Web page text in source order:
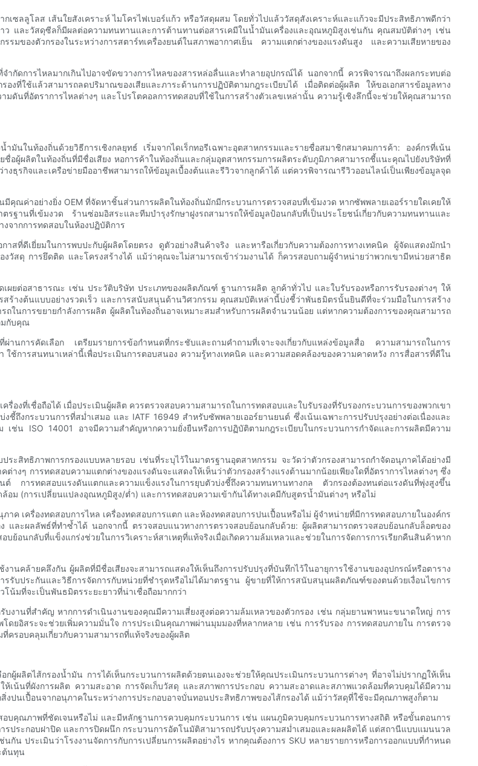
ซลลูโลส เส้นใยสังเคราะห์ ไมโครไฟเบอร์แก้ว หรือวัสดุผสม โดยทั่วไปแล้ววัสดุสังเคราะห์และแก้วจะมีประสิทธิภาพดีกว่า
และวัสดุซีลก็มีผลต่อความทนทานและการต้านทานต่อสารเคมีในน้ำมันเครื่องและอุณหภูมิสูงเช่นกัน คุณสมบัติต่างๆ เช่น
ของตัวกรองในระหว่างการสตาร์ทเครื่องยนต์ในสภาพอากาศเย็น ความแตกต่างของแรงดันสูง และความเสียหายของ
กัดการไหลมากเกินไปอาจขัดขวางการไหลของสารหล่อลื่นและทำลายอุปกรณ์ได้ นอกจากนี้ ควรพิจารณาถึงผลกระทบต่อ
งที่ใช้แล้วสามารถลดปริมาณของเสียและภาระด้านการปฏิบัติตามกฎระเบียบได้ เมื่อติดต่อผู้ผลิต ให้ขอเอกสารข้อมูลทาง
ดันที่อัตราการไหลต่างๆ และโปรโตคอลการทดสอบที่ใช้ในการสร้างตัวเลขเหล่านั้น ความรู้เชิงลึกนี้จะช่วยให้คุณสามารถ
มันในท้องถิ่นด้วยวิธีการเชิงกลยุทธ์ เริ่มจากไดเร็กทอรีเฉพาะอุตสาหกรรมและรายชื่อสมาชิกสมาคมการค้า: องค์กรที่เน้น
อผู้ผลิตในท้องถิ่นที่มีชื่อเสียง หอการค้าในท้องถิ่นและกลุ่มอุตสาหกรรมการผลิตระดับภูมิภาคสามารถชี้แนะคุณไปยังบริษัทที่
รกิจและเครือข่ายมืออาชีพสามารถให้ข้อมูลเบื้องต้นและรีวิวจากลูกค้าได้ แต่ควรพิจารณารีวิวออนไลน์เป็นเพียงข้อมูลจุด
ณค่าอย่างยิ่ง OEM ที่จัดหาชิ้นส่วนการผลิตในท้องถิ่นมักมีกระบวนการตรวจสอบที่เข้มงวด หากซัพพลายเออร์รายใดเคยให้
านที่เข้มงวด ร้านซ่อมอิสระและทีมบำรุงรักษาฝูงรถสามารถให้ข้อมูลป้อนกลับที่เป็นประโยชน์เกี่ยวกับความทนทานและ
จากการทดสอบในห้องปฏิบัติการ
ที่ดีเยี่ยมในการพบปะกับผู้ผลิตโดยตรง ดูตัวอย่างสินค้าจริง และหารือเกี่ยวกับความต้องการทางเทคนิค ผู้จัดแสดงมักนำ
ดุ การยึดติด และโครงสร้างได้ แม้ว่าคุณจะไม่สามารถเข้าร่วมงานได้ ก็ควรสอบถามผู้จำหน่ายว่าพวกเขามีหน่วยสาธิต
ผยต่อสาธารณะ เช่น ประวัติบริษัท ประเภทของผลิตภัณฑ์ ฐานการผลิต ลูกค้าทั่วไป และใบรับรองหรือการรับรองต่างๆ ให้
ร้างต้นแบบอย่างรวดเร็ว และการสนับสนุนด้านวิศวกรรม คุณสมบัติเหล่านี้บ่งชี้ว่าพันธมิตรนั้นยินดีที่จะร่วมมือในการสร้าง
ในการขยายกำลังการผลิต ผู้ผลิตในท้องถิ่นอาจเหมาะสมสำหรับการผลิตจำนวนน้อย แต่หากความต้องการของคุณสามารถ
มกับคุณ
นการคัดเลือก เตรียมรายการข้อกำหนดที่กระชับและถามคำถามที่เจาะจงเกี่ยวกับแหล่งข้อมูลสื่อ ความสามารถในการ
การสนทนาเหล่านี้เพื่อประเมินการตอบสนอง ความรู้ทางเทคนิค และความสอดคล้องของความคาดหวัง การสื่อสารที่ดีใน
งที่เชื่อถือได้ เมื่อประเมินผู้ผลิต ควรตรวจสอบความสามารถในการทดสอบและใบรับรองที่รับรองกระบวนการของพวกเขา
งกระบวนการที่สม่ำเสมอ และ IATF 16949 สำหรับซัพพลายเออร์ยานยนต์ ซึ่งเน้นเฉพาะการปรับปรุงอย่างต่อเนื่องและ
ช่น ISO 14001 อาจมีความสำคัญหากความยั่งยืนหรือการปฏิบัติตามกฎระเบียบในกระบวนการกำจัดและการผลิตมีความ
ะสิทธิภาพการกรองแบบหลายรอบ เช่นที่ระบุไว้ในมาตรฐานอุตสาหกรรม จะวัดว่าตัวกรองสามารถกำจัดอนุภาคได้อย่างมี
งๆ การทดสอบความแตกต่างของแรงดันจะแสดงให้เห็นว่าตัวกรองสร้างแรงต้านมากน้อยเพียงใดที่อัตราการไหลต่างๆ ซึ่ง
นต์ การทดสอบแรงดันแตกและความแข็งแรงในการยุบตัวบ่งชี้ถึงความทนทานทางกล ตัวกรองต้องทนต่อแรงดันที่พุ่งสูงขึ้น
ม (การเปลี่ยนแปลงอุณหภูมิสูง/ต่ำ) และการทดสอบความเข้ากันได้ทางเคมีกับสูตรน้ำมันต่างๆ หรือไม่
ค เครื่องทดสอบการไหล เครื่องทดสอบการแตก และห้องทดสอบการปนเปื้อนหรือไม่ ผู้จำหน่ายที่มีการทดสอบภายในองค์กร
และผลลัพธ์ที่ทำซ้ำได้ นอกจากนี้ ตรวจสอบแนวทางการตรวจสอบย้อนกลับด้วย: ผู้ผลิตสามารถตรวจสอบย้อนกลับล็อตของ
ย้อนกลับที่แข็งแกร่งช่วยในการวิเคราะห์สาเหตุที่แท้จริงเมื่อเกิดความล้มเหลวและช่วยในการจัดการการเรียกคืนสินค้าหาก
านคล้ายคลึงกัน ผู้ผลิตที่มีชื่อเสียงจะสามารถแสดงให้เห็นถึงการปรับปรุงที่บันทึกไว้ในอายุการใช้งานของอุปกรณ์หรือตาราง
รรับประกันและวิธีการจัดการกับหน่วยที่ชำรุดหรือไม่ได้มาตรฐาน ผู้ขายที่ให้การสนับสนุนผลิตภัณฑ์ของตนด้วยเงื่อนไขการ
น้มที่จะเป็นพันธมิตรระยะยาวที่น่าเชื่อถือมากกว่า
งานที่สำคัญ หากการดำเนินงานของคุณมีความเสี่ยงสูงต่อความล้มเหลวของตัวกรอง เช่น กลุ่มยานพาหนะขนาดใหญ่ การ
ดยอิสระจะช่วยเพิ่มความมั่นใจ การประเมินคุณภาพผ่านมุมมองที่หลากหลาย เช่น การรับรอง การทดสอบภายใน การตรวจ
รอบคลุมเกี่ยวกับความสามารถที่แท้จริงของผู้ผลิต
ผลิตไส้กรองน้ำมัน การได้เห็นกระบวนการผลิตด้วยตนเองจะช่วยให้คุณประเมินกระบวนการต่างๆ ที่อาจไม่ปรากฏให้เห็น
ห้เน้นที่ผังการผลิต ความสะอาด การจัดเก็บวัสดุ และสภาพการประกอบ ความสะอาดและสภาพแวดล้อมที่ควบคุมได้มีความ
งปนเปื้อนจากอนุภาคในระหว่างการประกอบอาจบั่นทอนประสิทธิภาพของไส้กรองได้ แม้ว่าวัสดุที่ใช้จะมีคุณภาพสูงก็ตาม
คุณภาพที่ชัดเจนหรือไม่ และมีหลักฐานการควบคุมกระบวนการ เช่น แผนภูมิควบคุมกระบวนการทางสถิติ หรือขั้นตอนการ
ประกอบฝาปิด และการปิดผนึก กระบวนการอัตโนมัติสามารถปรับปรุงความสม่ำเสมอและผลผลิตได้ แต่สถานีแบบแมนนวล
กัน ประเมินว่าโรงงานจัดการกับการเปลี่ยนการผลิตอย่างไร หากคุณต้องการ SKU หลายรายการหรือการออกแบบที่กำหนด
ต้นทุน